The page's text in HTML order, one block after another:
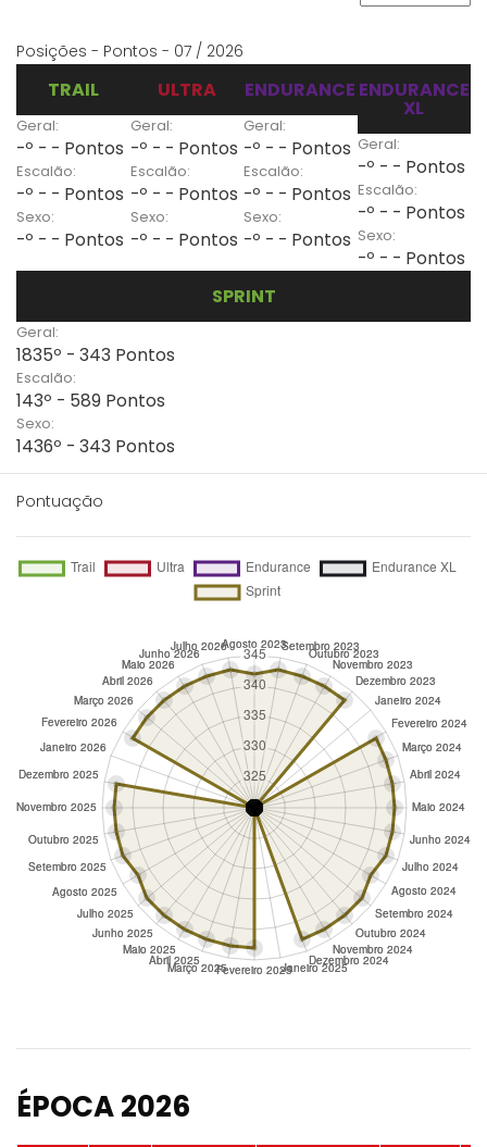
Posições - Pontos - 07 / 2026
TRAIL
Geral:
-º - - Pontos
Escalão:
-º - - Pontos
Sexo:
-º - - Pontos
ULTRA
Geral:
-º - - Pontos
Escalão:
-º - - Pontos
Sexo:
-º - - Pontos
ENDURANCE
Geral:
-º - - Pontos
Escalão:
-º - - Pontos
Sexo:
-º - - Pontos
ENDURANCE
XL
Geral:
-º - - Pontos
Escalão:
-º - - Pontos
Sexo:
-º - - Pontos
SPRINT
Geral:
1835º - 343 Pontos
Escalão:
143º - 589 Pontos
Sexo:
1436º - 343 Pontos
Pontuação
ÉPOCA 2026